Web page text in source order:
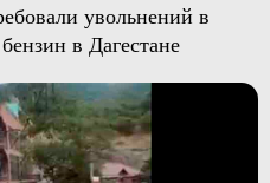
увольнений в
в Дагестане